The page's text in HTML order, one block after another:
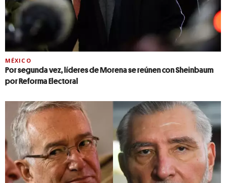
MÉXICO
Por segunda vez, líderes de Morena se reúnen con Sheinbaum
por Reforma Electoral